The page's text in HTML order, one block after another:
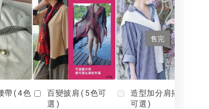
帶(4色
百變披肩(5色可
選)
售完
造型加分肩搭(4色
可選)